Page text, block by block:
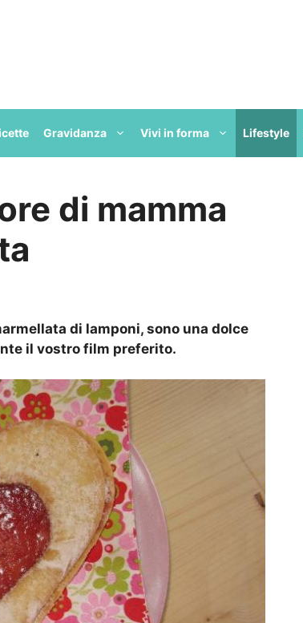
Gravidanza Vivi in forma Lifestyle
di mamma
di lamponi, sono una dolce
il vostro film preferito.